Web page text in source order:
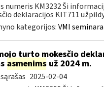
numeris KM3232 Ši
deklaracijos KIT711
kategorijos:VMI
turto mokesčio
asmenims už 2024 m.
2025-02-04